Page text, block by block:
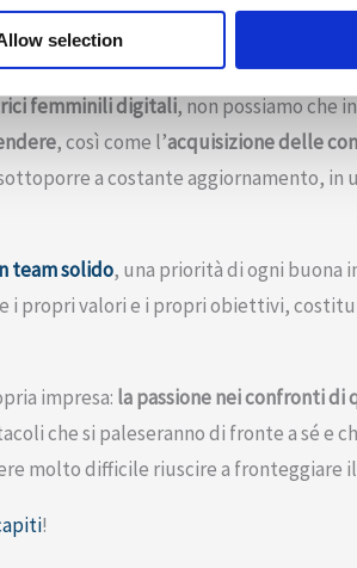
selection
femminilidigitali, non possiamo che
, così come l’acquisizione delle
a costante aggiornamento, in
team solido, una priorità di ogni buona
propri valori e i propri obiettivi,
impresa: la passione nei confronti di
che si paleseranno di fronte a sé e
molto difficile riuscire a fronteggiare
!